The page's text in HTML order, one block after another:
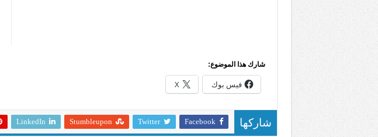
شارك هذا الموضوع:
فيس بوك X
شاركها Facebook
Twitter
Stumbleupon
LinkedIn